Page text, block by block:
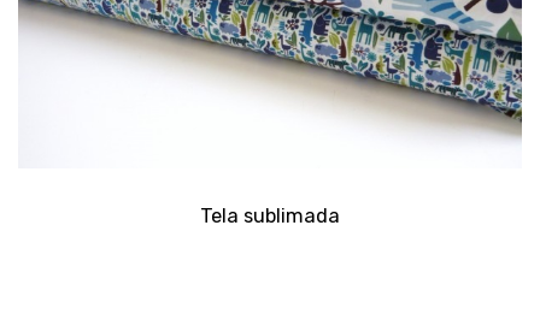
Tela sublimada